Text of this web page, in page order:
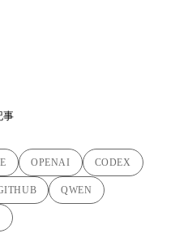
事
OPENAI CODEX
QWEN